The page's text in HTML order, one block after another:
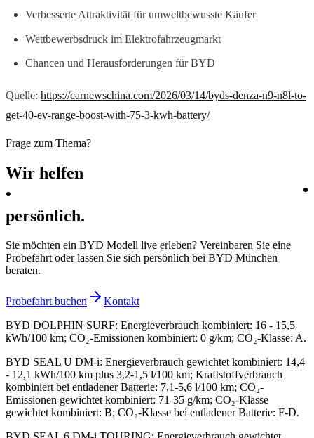
Verbesserte Attraktivität für umweltbewusste Käufer
Wettbewerbsdruck im Elektrofahrzeugmarkt
Chancen und Herausforderungen für BYD
Quelle: https://carnewschina.com/2026/03/14/byds-denza-n9-n8l-to-
get-40-ev-range-boost-with-75-3-kwh-battery/
Frage zum Thema?
Wir helfen
persönlich.
Sie möchten ein BYD Modell live erleben? Vereinbaren Sie eine
Probefahrt oder lassen Sie sich persönlich bei BYD München
beraten.
Probefahrt buchen
Kontakt
BYD DOLPHIN SURF: Energieverbrauch kombiniert: 16 - 15,5
kWh/100 km; CO₂-Emissionen kombiniert: 0 g/km; CO₂-Klasse: A.
BYD SEAL U DM-i: Energieverbrauch gewichtet kombiniert: 14,4
- 12,1 kWh/100 km plus 3,2-1,5 l/100 km; Kraftstoffverbrauch
kombiniert bei entladener Batterie: 7,1-5,6 l/100 km; CO₂-
Emissionen gewichtet kombiniert: 71-35 g/km; CO₂-Klasse
gewichtet kombiniert: B; CO₂-Klasse bei entladener Batterie: F-D.